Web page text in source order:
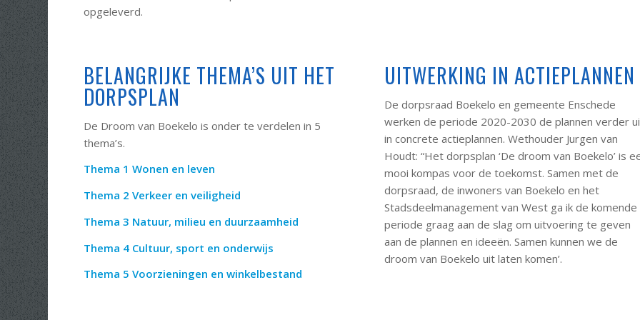
opgeleverd.
BELANGRIJKE THEMA’S UIT HET
DORPSPLAN
De Droom van Boekelo is onder te verdelen in 5
thema’s.
Thema 1 Wonen en leven
Thema 2 Verkeer en veiligheid
Thema 3 Natuur, milieu en duurzaamheid
Thema 4 Cultuur, sport en onderwijs
Thema 5 Voorzieningen en winkelbestand
UITWERKING IN ACTIEPLANNEN
De dorpsraad Boekelo en gemeente Enschede
werken de periode 2020-2030 de plannen verder
in concrete actieplannen. Wethouder Jurgen van
Houdt: “Het dorpsplan ‘De droom van Boekelo’ is
mooi kompas voor de toekomst. Samen met de
dorpsraad, de inwoners van Boekelo en het
Stadsdeelmanagement van West ga ik de komende
periode graag aan de slag om uitvoering te geven
aan de plannen en ideeën. Samen kunnen we de
droom van Boekelo uit laten komen’.